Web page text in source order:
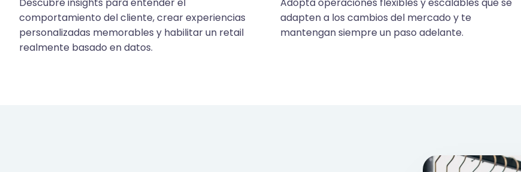
comportamiento del cliente, crear experiencias
personalizadas memorables y habilitar un retail
realmente basado en datos.
adapten a los cambios del mercado y te
mantengan siempre un paso adelante.